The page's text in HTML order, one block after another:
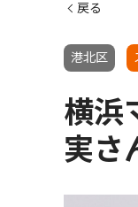
戻る
港北区
横浜
実さ